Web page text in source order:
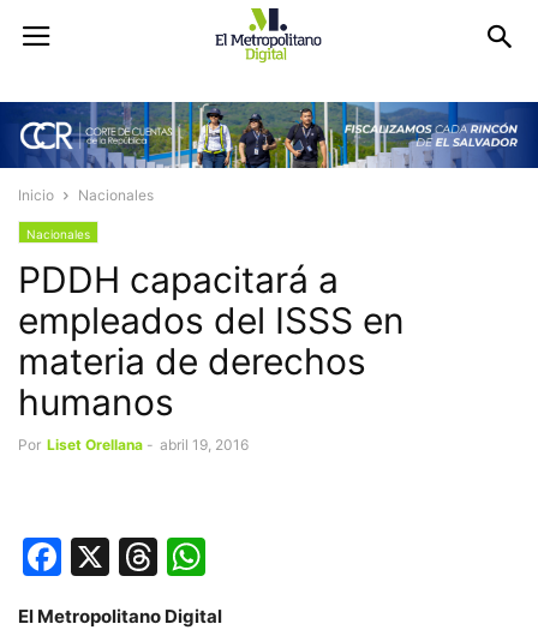
Inicio Nacionales
Nacionales
PDDH capacitará a
empleados del ISSS en
materia de derechos
humanos
Por Liset Orellana - abril 19, 2016
Facebook
X Threads
El Metropolitano Digital